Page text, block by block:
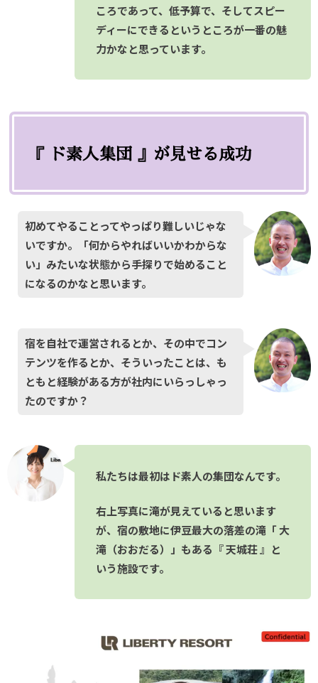
ころであって、低予算で、そしてスピー
ディーにできるというところが一番の魅
力かなと思っています。
『 ド素人集団 』が見せる成功
初めてやることってやっぱり難しいじゃな
いですか。「何からやればいいかわからな
い」みたいな状態から手探りで始めること
になるのかなと思います。
宿を自社で運営されるとか、その中でコン
テンツを作るとか、そういったことは、も
ともと経験がある方が社内にいらっしゃっ
たのですか？
私たちは最初はド素人の集団なんです。
右上写真に滝が見えていると思います
が、宿の敷地に伊豆最大の落差の滝「 大
滝（おおだる）」もある『 天城荘 』と
いう施設です。